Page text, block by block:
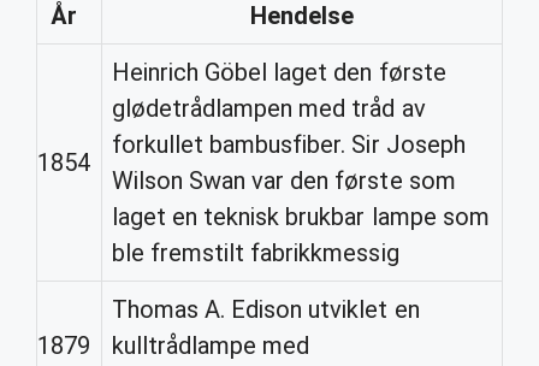
År
Hendelse
1854
Heinrich Göbel laget den første
glødetrådlampen med tråd av
forkullet bambusfiber. Sir Joseph
Wilson Swan var den første som
laget en teknisk brukbar lampe som
ble fremstilt fabrikkmessig
1879
Thomas A. Edison utviklet en
kulltrådlampe med